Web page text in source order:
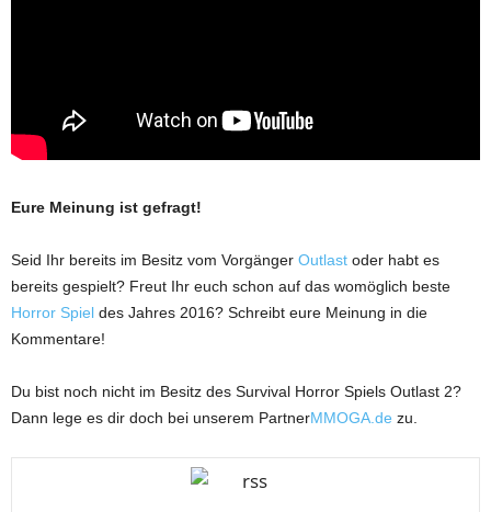
Eure Meinung ist gefragt!
Seid Ihr bereits im Besitz vom Vorgänger Outlast oder habt es
bereits gespielt? Freut Ihr euch schon auf das womöglich beste
Horror Spiel des Jahres 2016? Schreibt eure Meinung in die
Kommentare!
Du bist noch nicht im Besitz des Survival Horror Spiels Outlast 2?
Dann lege es dir doch bei unserem PartnerMMOGA.de zu.